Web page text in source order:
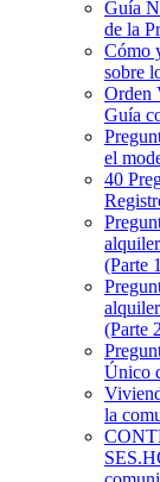
Guía
de la
Cómo
sobre
Orden
Guía
el
40
(Parte
(Parte
Único
la